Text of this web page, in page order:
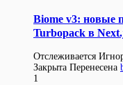
Biome v3: новые
Turbopack в
Отслеживается
Закрыта Перенесена
1